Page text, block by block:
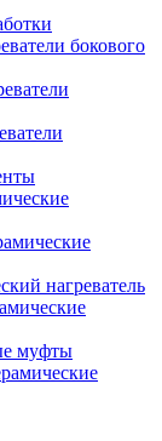
бокового
нагреватель
муфты